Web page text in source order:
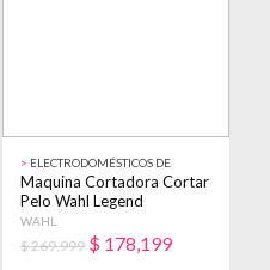
> ELECTRODOMÉSTICOS DE
BELLEZA
Maquina Cortadora Cortar
Pelo Wahl Legend
Profesional Rojo
WAHL
$ 269,999 $ 178,199